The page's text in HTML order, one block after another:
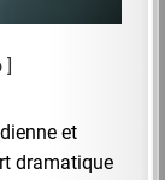
et
dramatique